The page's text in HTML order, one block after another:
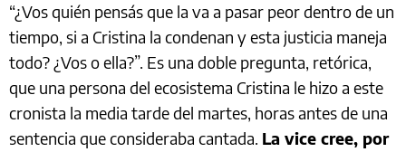
“¿Vos quién pensás que la va a pasar peor dentro de un
tiempo, si a Cristina la condenan y esta justicia maneja
todo? ¿Vos o ella?”. Es una doble pregunta, retórica,
que una persona del ecosistema Cristina le hizo a este
cronista la media tarde del martes, horas antes de una
sentencia que consideraba cantada. La vice cree, por